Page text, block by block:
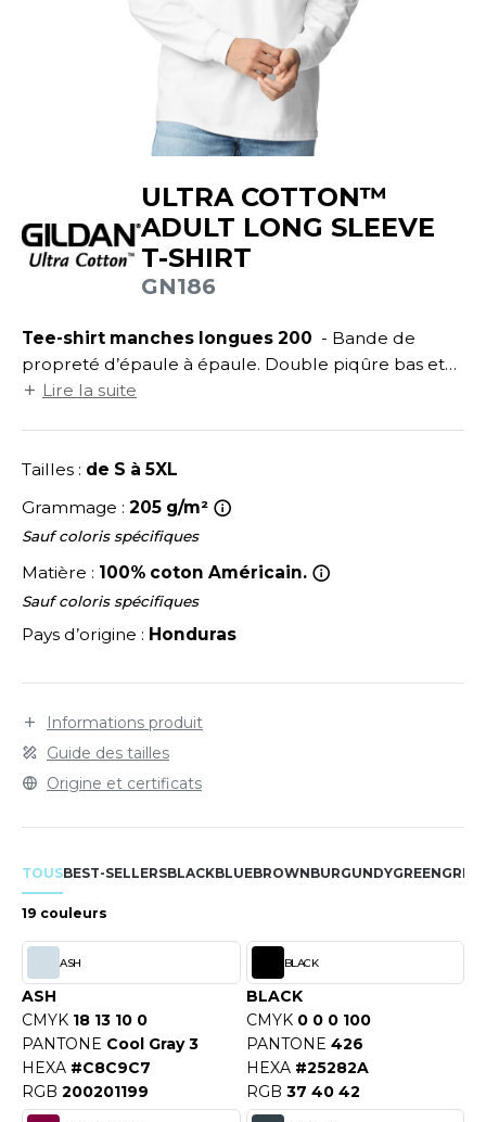
DE SERIE
VISIBILITE
IN EUROPE
LABEL / TEAR AWAY
VETEMENTS
SHIRT
YOUR BRAND
BY PROMODORO
ROW
OF THE LOOM
- BLANKS
COOL
HOODS
DE LA MER
ECORESPONSABLE
ULTRA COTTON™
ADULT LONG SLEEVE
T-SHIRT
GN186
Tee-shirt manches longues 200
propreté d’épaule à épaule. Double piqûre bas et
manches. Bord côte aux manches. Manches courtes
Lire la suite
Tailles : de S à 5XL
Grammage : 205 g/m²
Sauf coloris spécifiques
Matière : 100% coton Américain.
Sauf coloris spécifiques
Pays d’origine : Honduras
Informations produit
Guide des tailles
Origine et certificats
TOUSBEST-SELLERSBLACKBLUEBROWNBURGUNDYGREENGREY
19 couleurs
ASH
ASH
CMYK 18 13 10 0
PANTONE Cool Gray 3
HEXA #C8C9C7
RGB 200201199
BLACK
BLACK
CMYK 0 0 0 100
PANTONE 426
HEXA #25282A
RGB 37 40 42